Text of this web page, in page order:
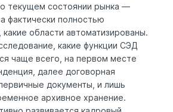
текущем состоянии рынка —
фактически полностью
области автоматизированы.
какие функции СЭД
чаще всего, на первом месте
далее договорная
документы, и лишь
архивное хранение.